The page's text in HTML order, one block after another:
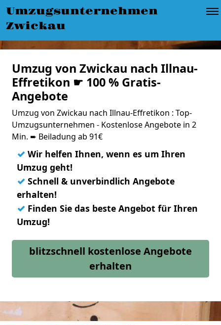
Umzugsunternehmen
Zwickau
Umzug von Zwickau nach Illnau-
Effretikon ☛ 100 % Gratis-
Angebote
Umzug von Zwickau nach Illnau-Effretikon : Top-
Umzugsunternehmen - Kostenlose Angebote in 2
Min. ➨ Beiladung ab 91€
✓ Wir helfen Ihnen, wenn es um Ihren
Umzug geht!
✓ Schnell & unverbindlich Angebote
erhalten!
✓ Finden Sie das beste Angebot für Ihren
Umzug!
blitzschnell kostenlose Angebote
erhalten